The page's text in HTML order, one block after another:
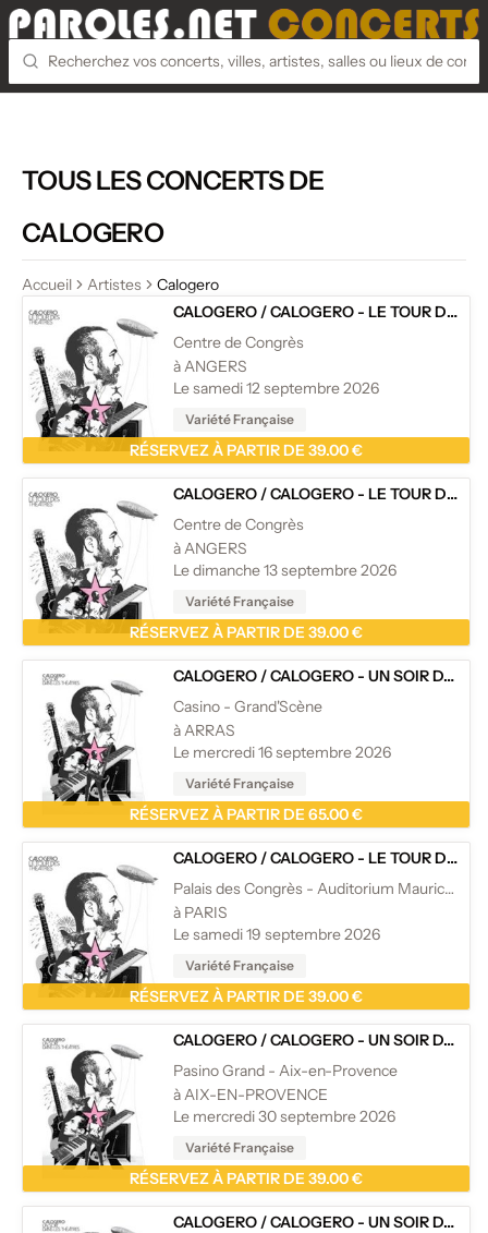
TOUS LES CONCERTS DE
CALOGERO
Accueil Artistes
Calogero
CALOGERO /CALOGERO - LE TOUR DES THÉÂTRES
Centre de Congrès
à ANGERS
Le samedi 12 septembre 2026
Variété Française
RÉSERVEZ À PARTIR DE 39.00 €
CALOGERO /CALOGERO - LE TOUR DES THÉÂTRES
Centre de Congrès
à ANGERS
Le dimanche 13 septembre 2026
Variété Française
RÉSERVEZ À PARTIR DE 39.00 €
CALOGERO /CALOGERO - UN SOIR DANS LES THÉÂTRES
Casino - Grand'Scène
à ARRAS
Le mercredi 16 septembre 2026
Variété Française
RÉSERVEZ À PARTIR DE 65.00 €
CALOGERO /CALOGERO - LE TOUR DES THÉÂTRES
Palais des Congrès - Auditorium Maurice Ravel
à PARIS
Le samedi 19 septembre 2026
Variété Française
RÉSERVEZ À PARTIR DE 39.00 €
CALOGERO /CALOGERO - UN SOIR DANS LES THÉÂTRES
Pasino Grand - Aix-en-Provence
à AIX-EN-PROVENCE
Le mercredi 30 septembre 2026
Variété Française
RÉSERVEZ À PARTIR DE 39.00 €
CALOGERO /CALOGERO - UN SOIR DANS LES THÉÂTRES